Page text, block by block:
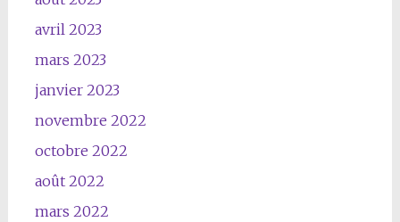
avril 2023
mars 2023
janvier 2023
novembre 2022
octobre 2022
août 2022
mars 2022